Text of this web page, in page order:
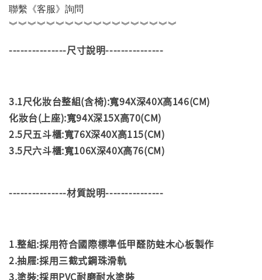
聯繫《客服》詢問
︾︾︾︾︾︾︾︾︾︾︾︾︾︾︾︾︾︾
---------------尺寸說明---------------
3.1尺化妝台整組(含椅):寬94X深40X高146(CM)
化妝台(上座):寬94X深15X高70(CM)
2.5尺五斗櫃:寬76X深40X高115(CM)
3.5尺六斗櫃:寬106X深40X高76(CM)
---------------材質說明---------------
1.整組:採用符合國際標準低甲醛防蛀木心板製作
2.抽屜:採用三截式鋼珠滑軌
3.塗裝:採用PVC耐磨耐水塗裝